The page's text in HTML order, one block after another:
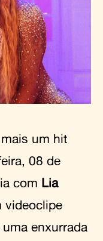
um hit
08 de
com Lia
videoclipe
enxurrada